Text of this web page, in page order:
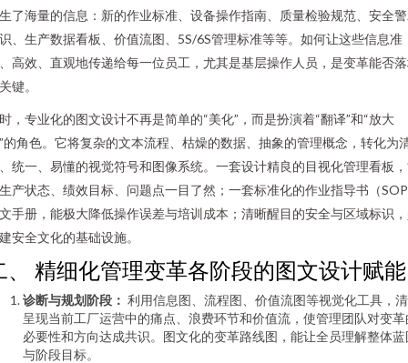
了海量的信息：新的作业标准、设备操作指南、质量检验规范、安全
、生产数据看板、价值流图、5S/6S管理标准等等。如何让这些信息准
高效、直观地传递给每一位员工，尤其是基层操作人员，是变革能否
键。
，专业化的图文设计不再是简单的“美化”，而是扮演着“翻译”和“放大
的角色。它将复杂的文本流程、枯燥的数据、抽象的管理概念，转化为
统一、易懂的视觉符号和图像系统。一套设计精良的目视化管理看板
产状态、绩效目标、问题点一目了然；一套标准化的作业指导书（
手册，能极大降低操作误差与培训成本；清晰醒目的安全与区域标识
安全文化的基础设施。
、 精细化管理变革各阶段的图文设计赋能
诊断与规划阶段： 利用信息图、流程图、价值流图等视觉化工具，
呈现当前工厂运营中的痛点、浪费环节和价值流，使管理团队对变革
必要性和方向达成共识。图文化的变革路线图，能让全员理解整体蓝
与阶段目标。